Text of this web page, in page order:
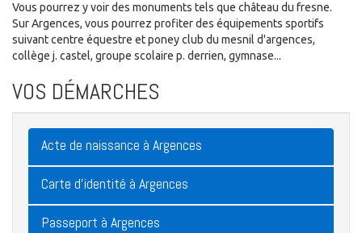
Vous pourrez y voir des monuments tels que château du fresne.
Sur Argences, vous pourrez profiter des équipements sportifs
suivant centre équestre et poney club du mesnil d'argences,
collège j. castel, groupe scolaire p. derrien, gymnase...
VOS DÉMARCHES
Acte de naissance à Argences
Carte d'identité à Argences
Passeport à Argences